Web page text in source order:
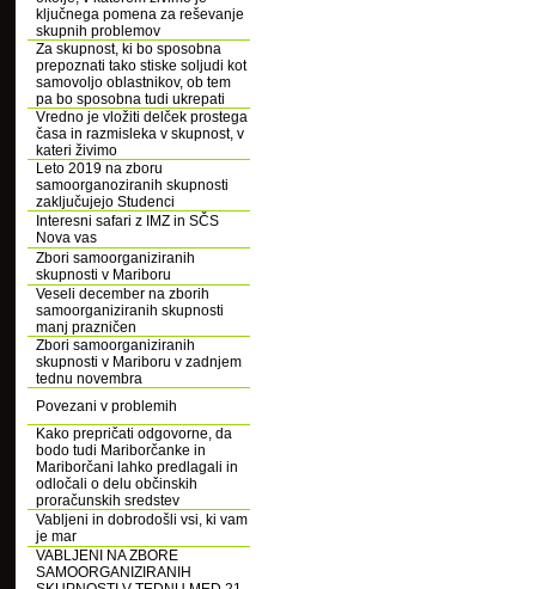
ključnega pomena za reševanje
skupnih problemov
Za skupnost, ki bo sposobna
prepoznati tako stiske soljudi kot
samovoljo oblastnikov, ob tem
pa bo sposobna tudi ukrepati
Vredno je vložiti delček prostega
časa in razmisleka v skupnost, v
kateri živimo
Leto 2019 na zboru
samoorganoziranih skupnosti
zaključujejo Studenci
Interesni safari z IMZ in SČS
Nova vas
Zbori samoorganiziranih
skupnosti v Mariboru
Veseli december na zborih
samoorganiziranih skupnosti
manj prazničen
Zbori samoorganiziranih
skupnosti v Mariboru v zadnjem
tednu novembra
Povezani v problemih
Kako prepričati odgovorne, da
bodo tudi Mariborčanke in
Mariborčani lahko predlagali in
odločali o delu občinskih
proračunskih sredstev
Vabljeni in dobrodošli vsi, ki vam
je mar
VABLJENI NA ZBORE
SAMOORGANIZIRANIH